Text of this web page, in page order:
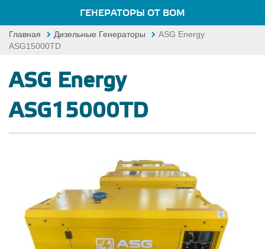
ГЕНЕРАТОРЫ ОТ ВОМ
Главная Дизельные Генераторы
ASG Energy
ASG15000TD
ASG Energy
ASG15000TD